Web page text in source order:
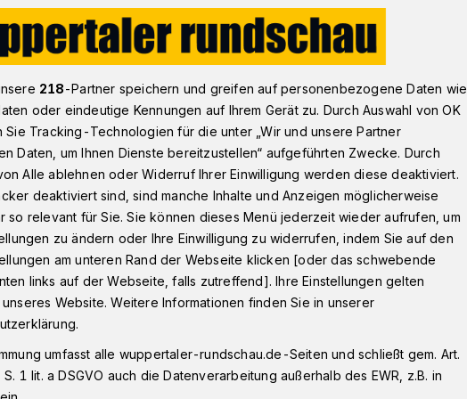
mit neuem Konzept und Standort​
mit
und Standort
„Competence Center Smart City“ lädt
den kommenden Montag (1. Juli
des „smart.lab“ im
– mit neuem Konzept und Standort.
218-Partner speichern und greifen auf personenbezogene Daten wie
oder eindeutige Kennungen auf Ihrem Gerät zu. Durch Auswahl von OK
Sie Tracking-Technologien für die unter „Wir und unsere Partner
Daten, um Ihnen Dienste bereitzustellen“ aufgeführten Zwecke. Durch
Alle ablehnen oder Widerruf Ihrer Einwilligung werden diese deaktiviert.
deaktiviert sind, sind manche Inhalte und Anzeigen möglicherweise
so relevant für Sie. Sie können dieses Menü jederzeit wieder aufrufen, um
zu ändern oder Ihre Einwilligung zu widerrufen, indem Sie auf den
am unteren Rand der Webseite klicken [oder das schwebende
links auf der Webseite, falls zutreffend]. Ihre Einstellungen gelten
Website. Weitere Informationen finden Sie in unserer
umfasst alle wuppertaler-rundschau.de-Seiten und schließt gem. Art.
1 lit. a DSGVO auch die Datenverarbeitung außerhalb des EWR, z.B. in